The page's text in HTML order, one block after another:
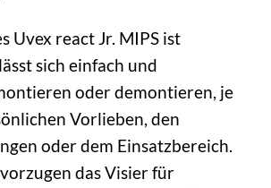
Uvex react Jr. MIPS ist
sich einfach und
oder demontieren, je
Vorlieben, den
oder dem Einsatzbereich.
das Visier für